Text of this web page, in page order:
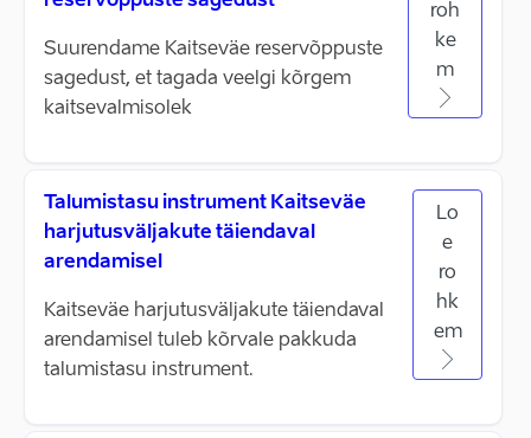
Suurendame Kaitseväe reservõppuste
sagedust, et tagada veelgi kõrgem
kaitsevalmisolek
roh
ke
m
Talumistasu instrument Kaitseväe
harjutusväljakute täiendaval
arendamisel
Kaitseväe harjutusväljakute täiendaval
arendamisel tuleb kõrvale pakkuda
talumistasu instrument.
Lo
e
ro
hk
em